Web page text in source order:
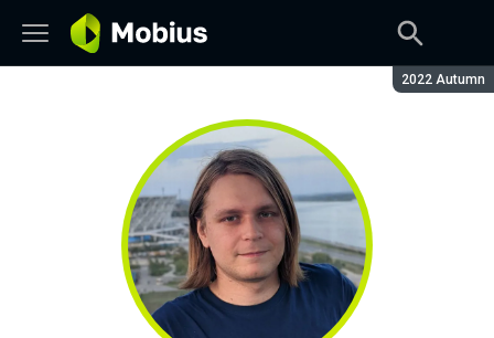
Сезон:
2022 Autumn